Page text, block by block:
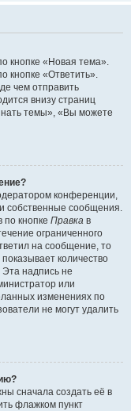
кнопке «Новая тема».
кнопке «Ответить».
чем отправить
внизу страниц
темы», «Вы можете
конференции,
собственные сообщения.
кнопке Правка в
ограниченного
на сообщение, то
количество
Эта надпись не
или
изменениях по
не могут удалить
сначала создать её в
флажком пункт